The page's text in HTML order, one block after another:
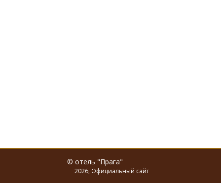
© отель "Прага"
2026, Официальный сайт